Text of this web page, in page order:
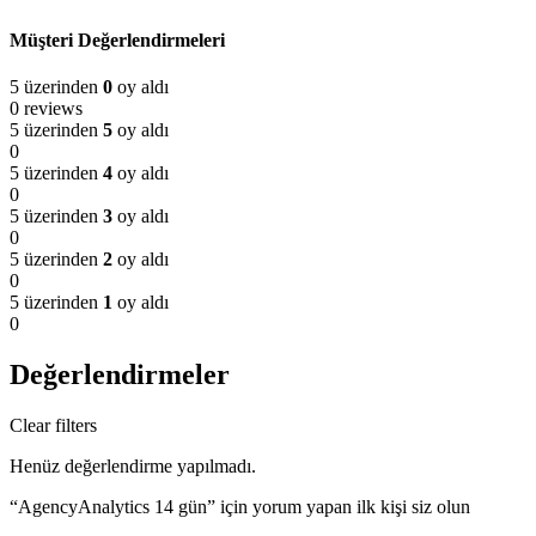
Müşteri Değerlendirmeleri
5 üzerinden 0 oy aldı
0 reviews
5 üzerinden 5 oy aldı
0
5 üzerinden 4 oy aldı
0
5 üzerinden 3 oy aldı
0
5 üzerinden 2 oy aldı
0
5 üzerinden 1 oy aldı
0
Değerlendirmeler
Clear filters
Henüz değerlendirme yapılmadı.
“AgencyAnalytics 14 gün” için yorum yapan ilk kişi siz olun